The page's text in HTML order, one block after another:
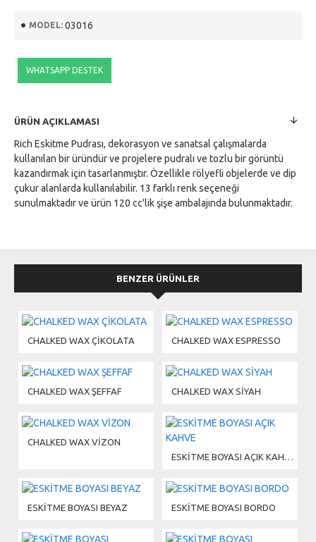
MODEL: 03016
WHATSAPP DESTEK
ÜRÜN AÇIKLAMASI
Rich Eskitme Pudrası, dekorasyon ve sanatsal çalışmalarda
kullanılan bir üründür ve projelere pudralı ve tozlu bir görüntü
kazandırmak için tasarlanmıştır. Özellikle rölyefli objelerde ve dip
çukur alanlarda kullanılabilir. 13 farklı renk seçeneği
sunulmaktadır ve ürün 120 cc'lik şişe ambalajında bulunmaktadır.
BENZER ÜRÜNLER
CHALKED WAX ÇİKOLATA CHALKED WAX ESPRESSO
CHALKED WAX ŞEFFAF CHALKED WAX SİYAH
CHALKED WAX VİZON
ESKİTME BOYASI AÇIK KAHVE
ESKİTME BOYASI BEYAZ ESKİTME BOYASI BORDO